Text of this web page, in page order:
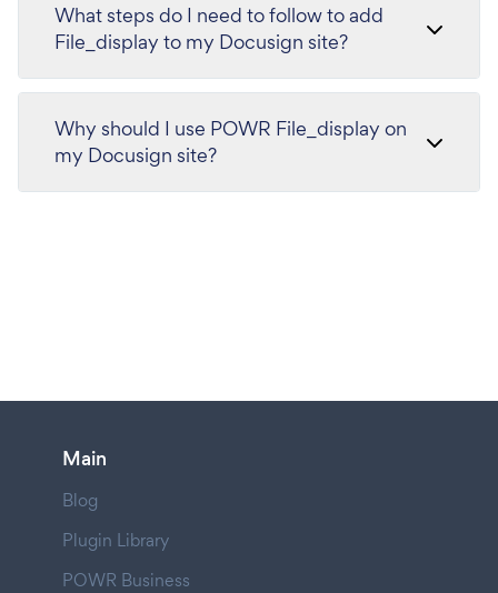
What steps do I need to follow to add
File_display to my Docusign site?
Why should I use POWR File_display on
my Docusign site?
Main
Blog
Plugin Library
POWR Business